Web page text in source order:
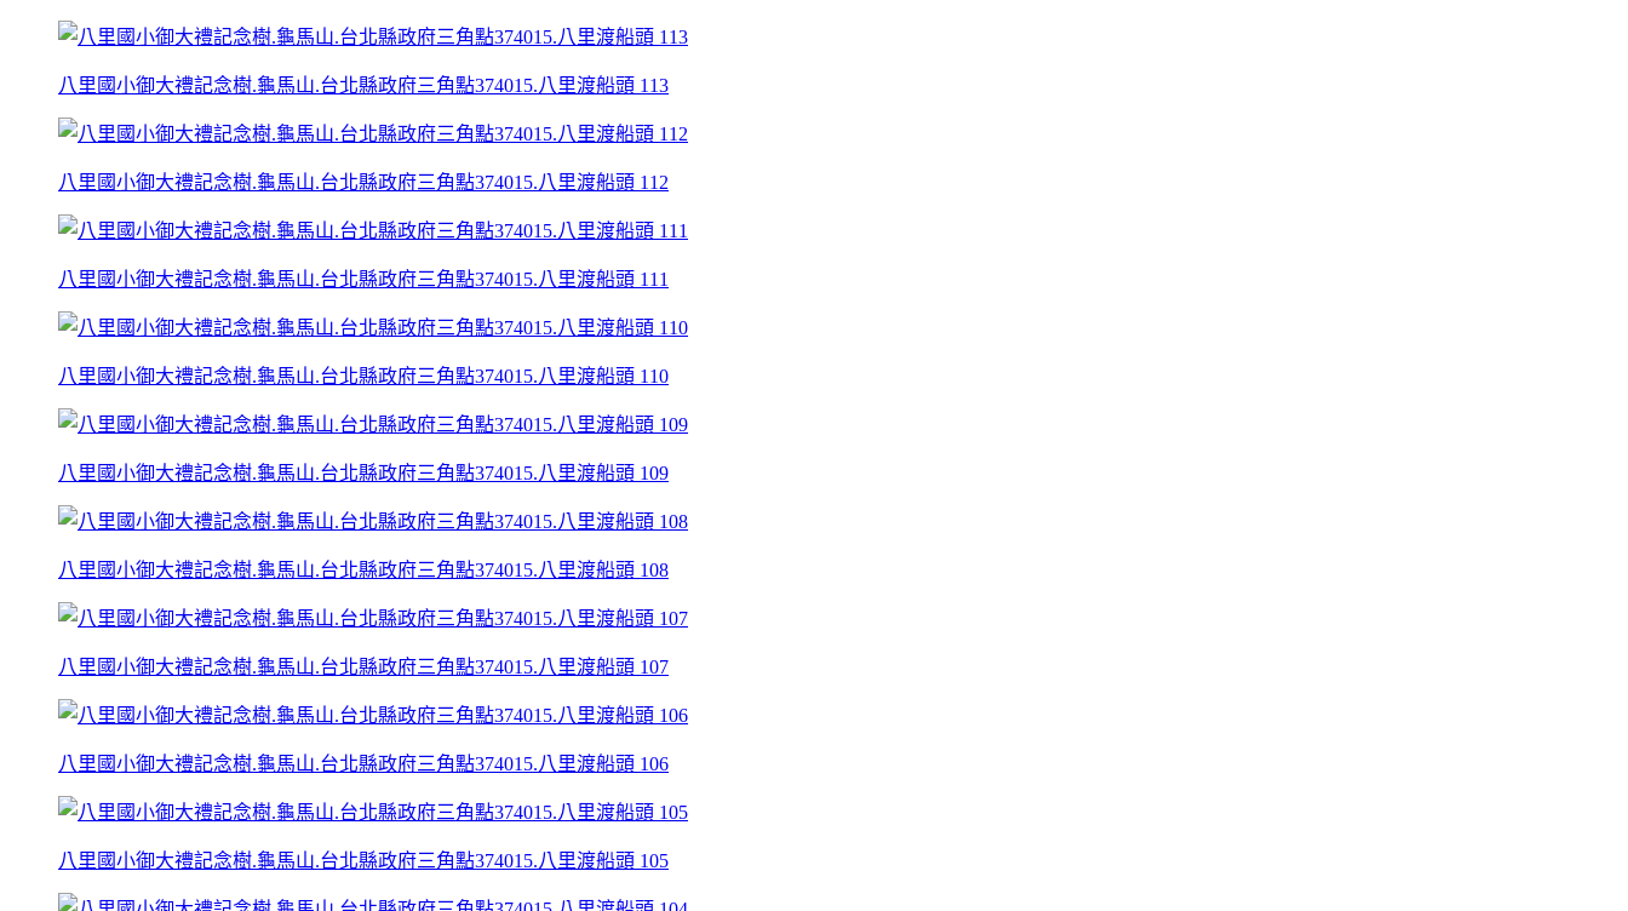
八里國小御大禮記念樹.龜馬山.台北縣政府三角點374015.八里渡船頭 113
八里國小御大禮記念樹.龜馬山.台北縣政府三角點374015.八里渡船頭 112
八里國小御大禮記念樹.龜馬山.台北縣政府三角點374015.八里渡船頭 111
八里國小御大禮記念樹.龜馬山.台北縣政府三角點374015.八里渡船頭 110
八里國小御大禮記念樹.龜馬山.台北縣政府三角點374015.八里渡船頭 109
八里國小御大禮記念樹.龜馬山.台北縣政府三角點374015.八里渡船頭 108
八里國小御大禮記念樹.龜馬山.台北縣政府三角點374015.八里渡船頭 107
八里國小御大禮記念樹.龜馬山.台北縣政府三角點374015.八里渡船頭 106
八里國小御大禮記念樹.龜馬山.台北縣政府三角點374015.八里渡船頭 105